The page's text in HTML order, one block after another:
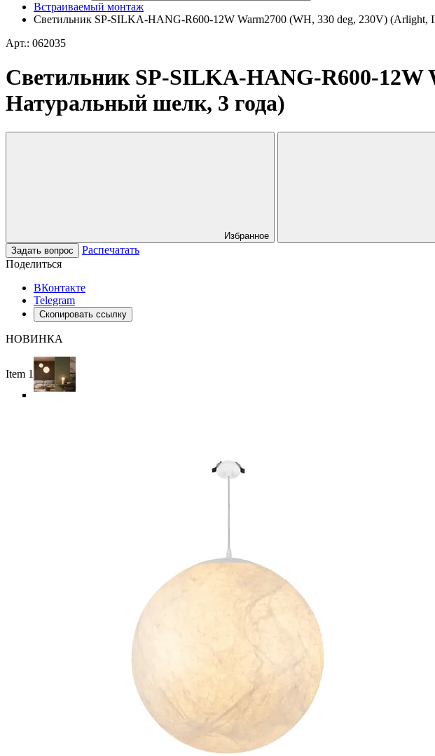
Встраиваемый монтаж
Светильник SP-SILKA-HANG-R600-12W Warm2700 (WH, 330 deg, 230V) (Arlight,
Арт.: 062035
Светильник SP-SILKA-HANG-R600-12W
Натуральный шелк, 3 года)
Избранное
Задать вопрос
Распечатать
Поделиться
ВКонтакте
Telegram
Скопировать ссылку
НОВИНКА
Item 1 of 5